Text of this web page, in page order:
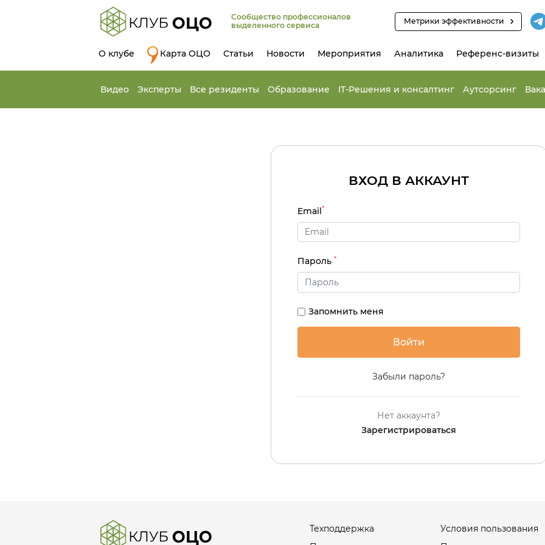
Сообщество профессионалов
выделенного сервиса
Метрики эффективности
О клубе Карта ОЦО Статьи Новости Мероприятия Аналитика Референс-визиты
Видео Эксперты Все резиденты Образование IT-Решения и консалтинг Аутсорсинг
ВХОД В АККАУНТ
Email*
Пароль*
Запомнить меня
Забыли пароль?
Нет аккаунта?
Зарегистрироваться
Техподдержка
Условия пользования